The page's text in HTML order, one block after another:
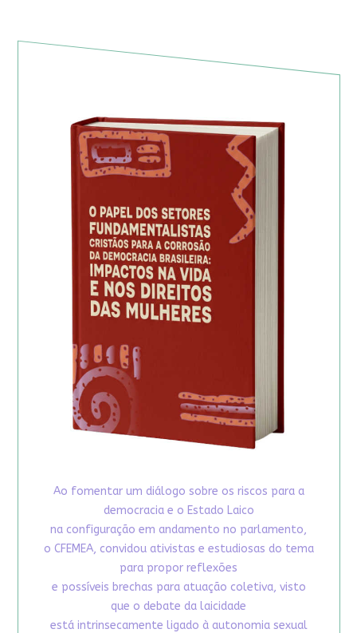
Ao fomentar um diálogo sobre os riscos para a
democracia e o Estado Laico
na configuração em andamento no parlamento,
o CFEMEA, convidou ativistas e estudiosas do tema
para propor reflexões
e possíveis brechas para atuação coletiva, visto
que o debate da laicidade
está intrinsecamente ligado à autonomia sexual